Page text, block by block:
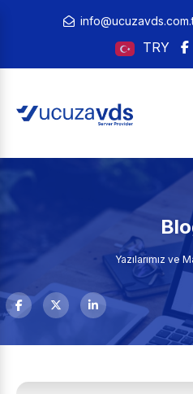
TRY
Yazılarımız ve